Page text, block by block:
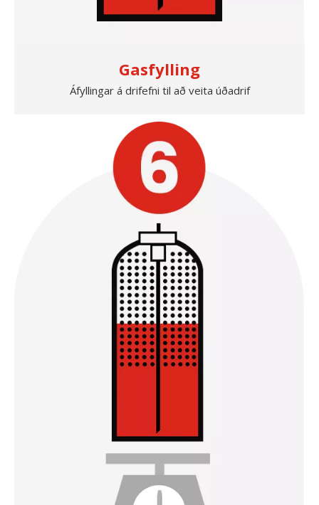
Gasfylling
Áfyllingar á drifefni til að veita úðadrif